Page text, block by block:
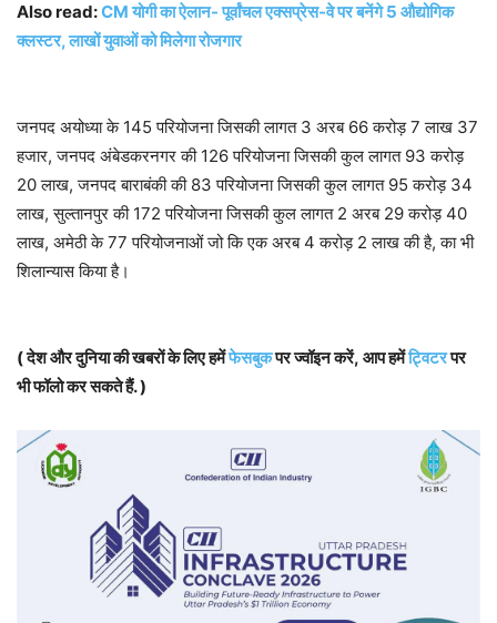
Also read:CM योगी का ऐलान- पूर्वांचल एक्सप्रेस-वे पर बनेंगे 5 औद्योगिक
क्लस्टर, लाखों युवाओं को मिलेगा रोजगार
जनपद अयोध्या के 145 परियोजना जिसकी लागत 3 अरब 66 करोड़ 7 लाख 37
हजार, जनपद अंबेडकरनगर की 126 परियोजना जिसकी कुल लागत 93 करोड़
20 लाख, जनपद बाराबंकी की 83 परियोजना जिसकी कुल लागत 95 करोड़ 34
लाख, सुल्तानपुर की 172 परियोजना जिसकी कुल लागत 2 अरब 29 करोड़ 40
लाख, अमेठी के 77 परियोजनाओं जो कि एक अरब 4 करोड़ 2 लाख की है, का भी
शिलान्यास किया है।
( देश और दुनिया की खबरों के लिए हमेंफेसबुकपर ज्वॉइन करें, आप हमेंट्विटरपर
भी फॉलो कर सकते हैं. )